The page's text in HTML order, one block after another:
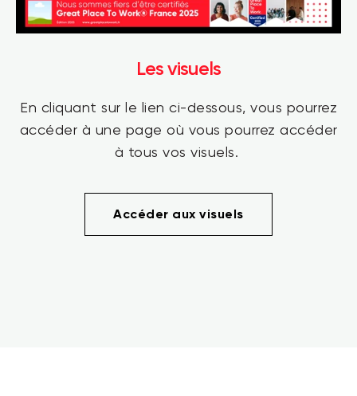
Les visuels
En cliquant sur le lien ci-dessous, vous pourrez
accéder à une page où vous pourrez accéder
à tous vos visuels.
Accéder aux visuels